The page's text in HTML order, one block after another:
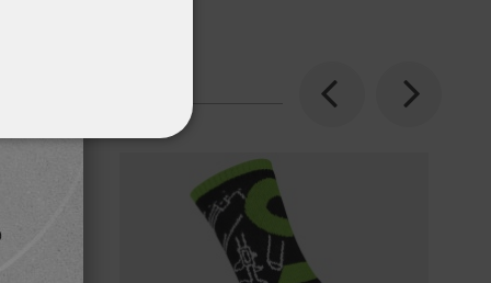
Previous Next